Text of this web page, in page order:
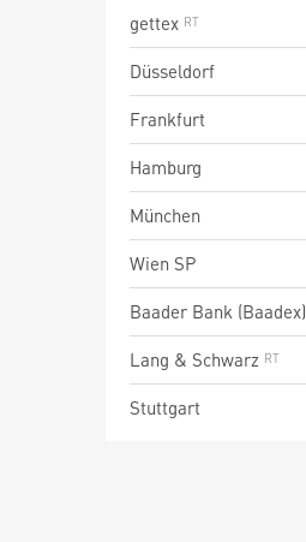
gettex
Düsseldorf
Frankfurt
Hamburg
München
Wien SP
Baader Bank (Baadex)
Lang & Schwarz
Stuttgart